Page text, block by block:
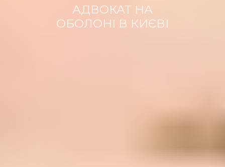
АДВОКАТ НА
ОБОЛОНІ В КИЄВІ